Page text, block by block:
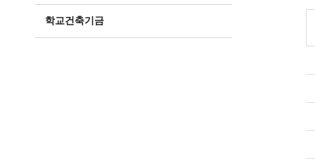
학교건축기금